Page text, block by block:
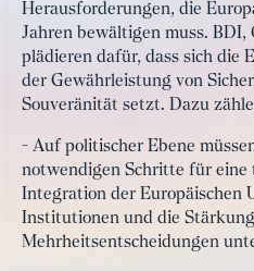
Herausforderungen, die
Jahren bewältigen muss.
plädieren dafür, dass sich die
der Gewährleistung von
Souveränität setzt. Dazu
- Auf politischer Ebene
notwendigen Schritte für eine
Integration der Europäischen
Institutionen und die
Mehrheitsentscheidungen